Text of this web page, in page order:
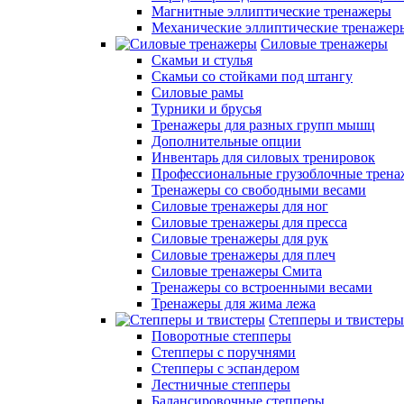
Магнитные эллиптические тренажеры
Механические эллиптические
Силовые тренажеры
Скамьи и стулья
Скамьи со стойками под штангу
Силовые рамы
Турники и брусья
Тренажеры для разных групп мышц
Дополнительные опции
Инвентарь для силовых тренировок
Профессиональные грузоблочные
Тренажеры со свободными весами
Силовые тренажеры для ног
Силовые тренажеры для пресса
Силовые тренажеры для рук
Силовые тренажеры для плеч
Силовые тренажеры Смита
Тренажеры со встроенными весами
Тренажеры для жима лежа
Степперы и твистеры
Поворотные степперы
Степперы с поручнями
Степперы с эспандером
Лестничные степперы
Балансировочные степперы